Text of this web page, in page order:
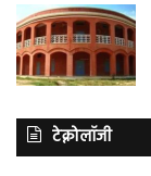
टेक्नोलॉजी